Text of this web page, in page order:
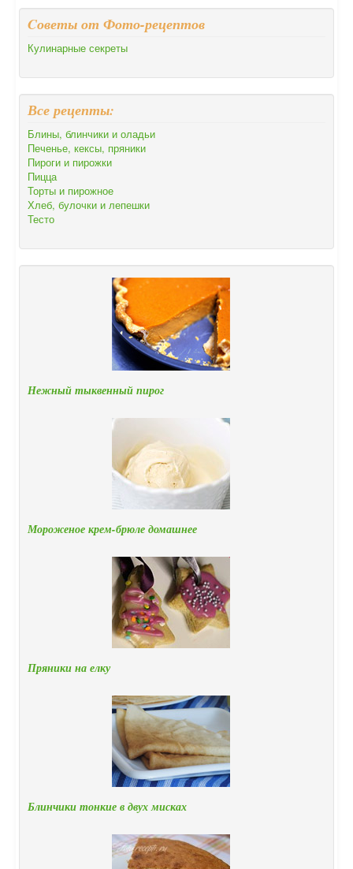
Cоветы от Фото-рецептов
Кулинарные секреты
Все рецепты:
Блины, блинчики и оладьи
Печенье, кексы, пряники
Пироги и пирожки
Пицца
Торты и пирожное
Хлеб, булочки и лепешки
Тесто
Нежный тыквенный пирог
Мороженое крем-брюле домашнее
Пряники на елку
Блинчики тонкие в двух мисках